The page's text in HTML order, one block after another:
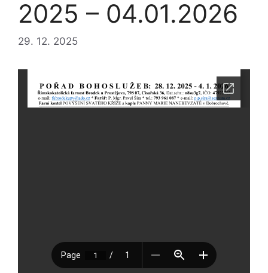
2025 – 04.01.2026
29. 12. 2025